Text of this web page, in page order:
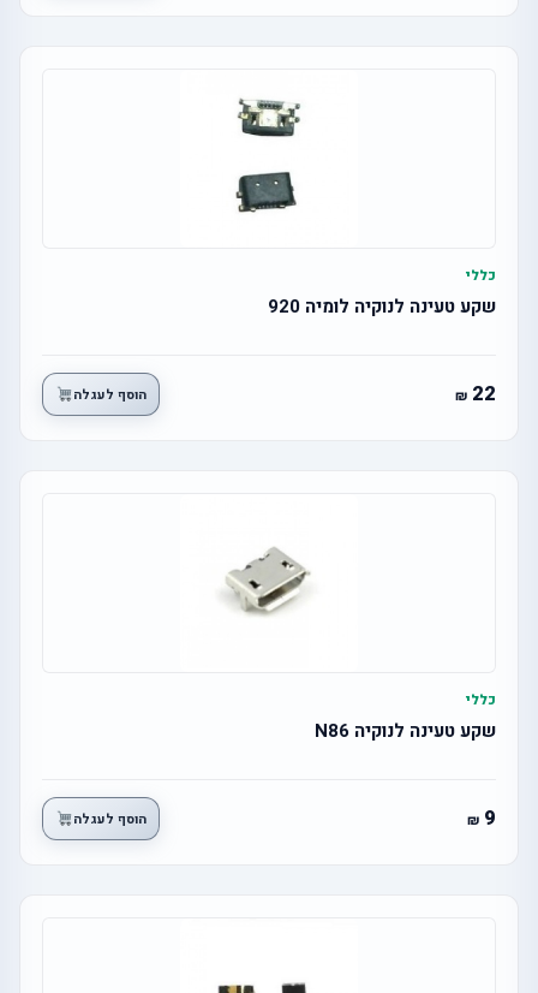
כללי
שקע טעינה לנוקיה לומיה 920
22 הוסף לעגלה
כללי
שקע טעינה לנוקיה N86
9 הוסף לעגלה